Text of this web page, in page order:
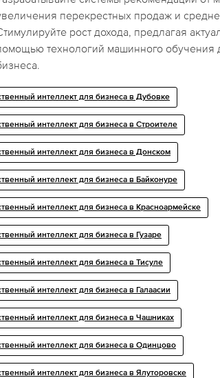
перекрестных продаж и
рост дохода, предлагая
технологий машинного обучения
интеллект для бизнеса в Дубовке
интеллект для бизнеса в Строителе
интеллект для бизнеса в Донском
интеллект для бизнеса в Байконуре
интеллект для бизнеса в Красноармейске
интеллект для бизнеса в Гузаре
интеллект для бизнеса в Тисуле
интеллект для бизнеса в Галаасии
интеллект для бизнеса в Чашниках
интеллект для бизнеса в Одинцово
интеллект для бизнеса в Ялуторовске